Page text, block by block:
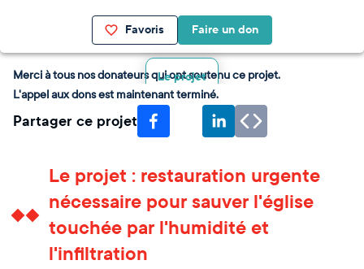
Favoris Faire un don
Le projet
Merci à tous nos donateurs qui ont soutenu ce projet.
L'appel aux dons est maintenant terminé.
Partager ce projet
Le projet : restauration urgente
nécessaire pour sauver l'église
touchée par l'humidité et
l'infiltration